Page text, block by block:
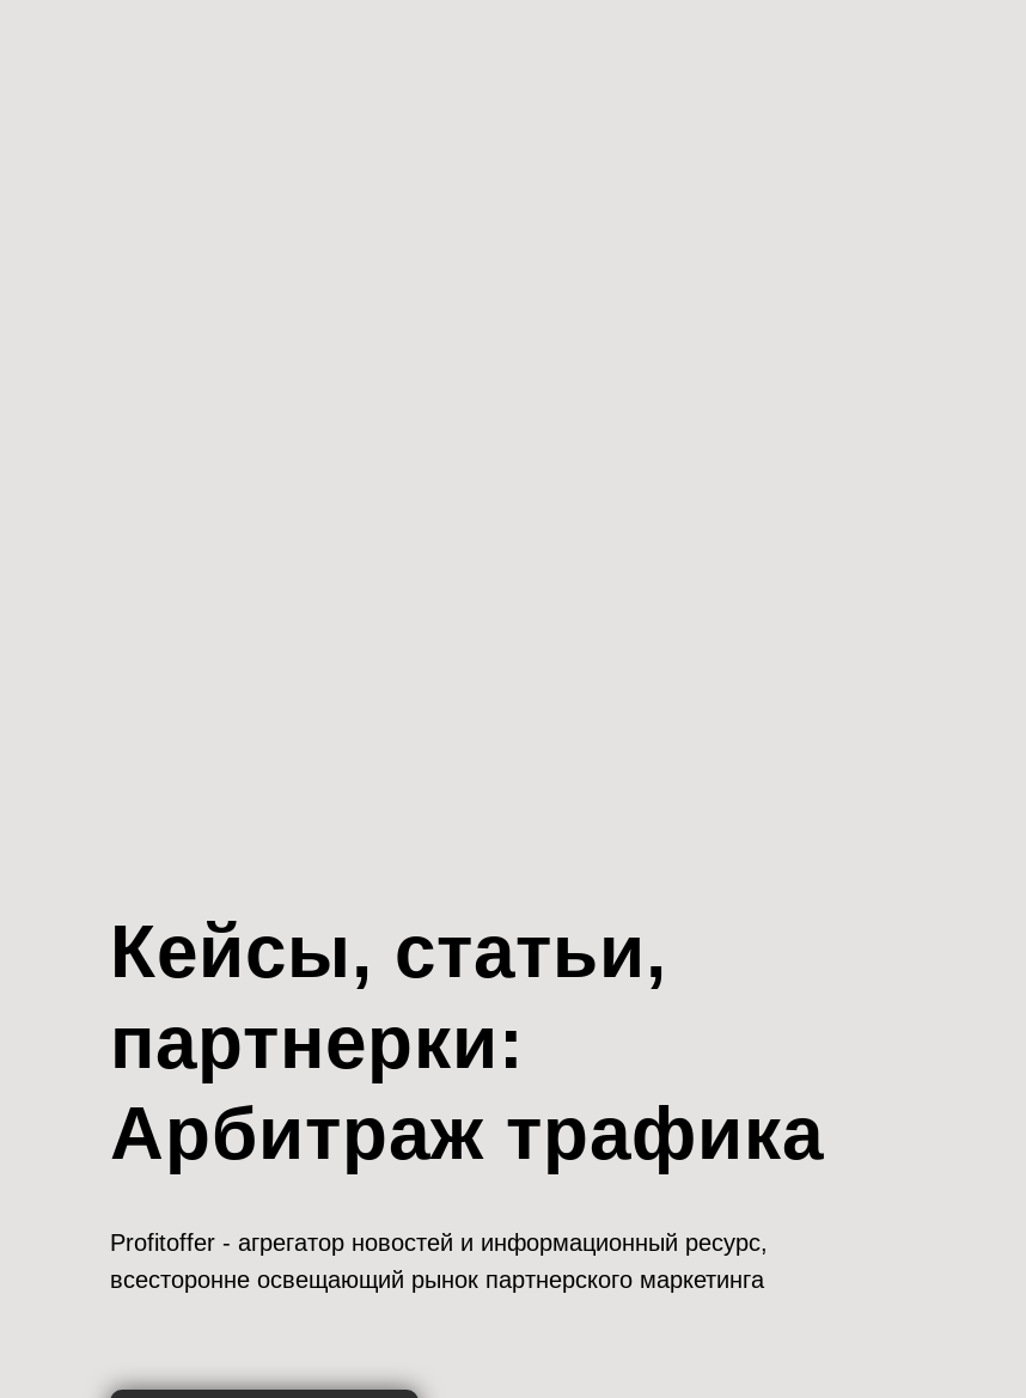
Кейсы, статьи,
партнерки:
Арбитраж трафика
Profitoffer - агрегатор новостей и информационный ресурс,
всесторонне освещающий рынок партнерского маркетинга